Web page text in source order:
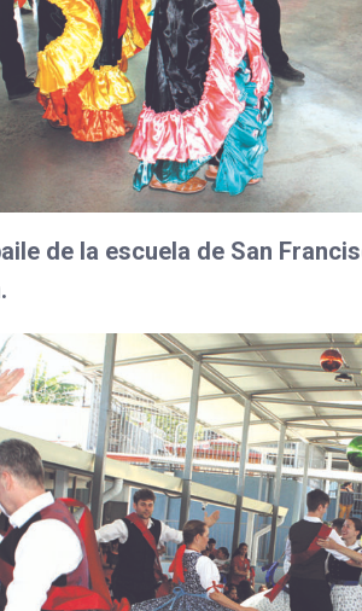
de la escuela de San